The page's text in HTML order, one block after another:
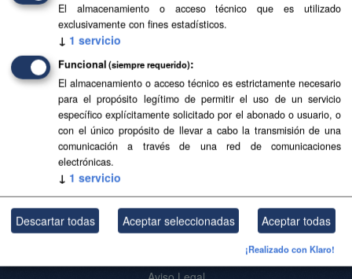
Especies protegidas
Mapa de especies protegidas generado a partir del Banco
de Datos de Biodiversidad de Canarias por el Servicio de
Biodiversidad de la Viceconsejería de Medio Ambiente.
Fecha de...
geopackage QML
Usted también puede acceder a este registro utilizando los
Acerca de SITCAN Open Data
El almacenamiento o acceso técnico que es utilizado
exclusivamente con fines estadísticos.
↓ 1 servicio
Funcional (siempre requerido)
El almacenamiento o acceso técnico es estrictamente necesario
para el propósito legítimo de permitir el uso de un servicio
específico explícitamente solicitado por el abonado o usuario, o
con el único propósito de llevar a cabo la transmisión de una
comunicación a través de una red de comunicaciones
electrónicas.
↓ 1 servicio
Descartar todas Aceptar seleccionadas Aceptar todas
¡Realizado con Klaro!